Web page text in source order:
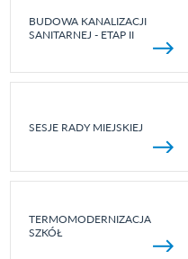
BUDOWA KANALIZACJI
SANITARNEJ - ETAP II
SESJE RADY MIEJSKIEJ
TERMOMODERNIZACJA
SZKÓŁ